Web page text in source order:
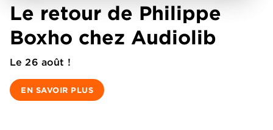
Le retour de Philippe
Boxho chez Audiolib
Le 26 août !
EN SAVOIR PLUS